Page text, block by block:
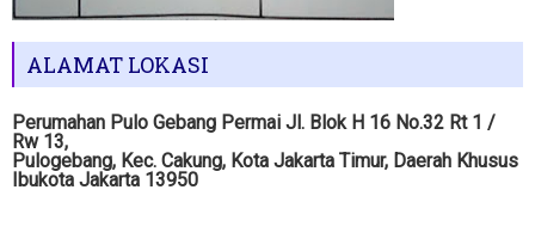
ALAMAT LOKASI
Perumahan Pulo Gebang Permai Jl. Blok H 16 No.32 Rt 1 /
Rw 13,
Pulogebang, Kec. Cakung, Kota Jakarta Timur, Daerah Khusus
Ibukota Jakarta 13950